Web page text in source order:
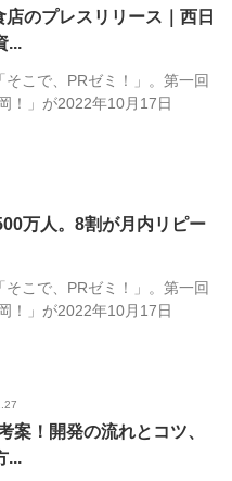
のプレスリリース｜西日
...
こで、PRゼミ！」。第一回
！」が2022年10月17日
万人。8割が月内リピー
こで、PRゼミ！」。第一回
！」が2022年10月17日
案！開発の流れとコツ、
...